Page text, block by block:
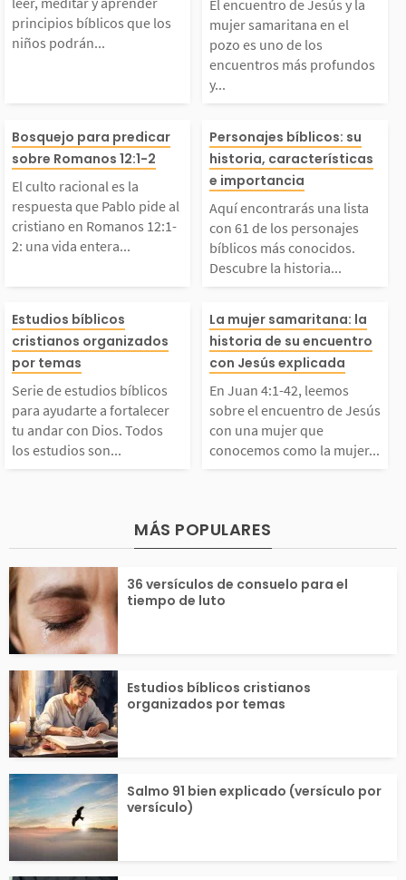
bíblicas impactantepor más de 40
as...
principios bíb
que los niños po
aplicar en su dia
vivir. 1. La creació
2. Adán y Eva...
principios bíblicos que los
niños podrán...
en el pozo es
os encuentros
fundos y
res que vemos
Evangelios.
s...
El encuentro de Jesús y la
mujer samaritana en el
pozo es uno de los
encuentros más profundos
y...
culto racional es la
que Pablo p
al cristiano en Ro
12:1-2: una vid
entera entregada a
no solo moment
en el templo. Desp
de...
Bosquejo para predicar
sobre Romanos 12:1-2
El culto racional es la
respuesta que Pablo pide al
cristiano en Romanos 12:1-
2: una vida entera...
Aquí
lista con 61 de
sonajes
onocidos.
historia de
nes fueron y
on
Personajes bíblicos: su
historia, características
e importancia
Aquí encontrarás una lista
con 61 de los personajes
bíblicos más conocidos.
Descubre la historia...
de estudios bíbli
para ayudarte a fo
tu andar con
Todos los estudi
son cortos y fáciles
entender, así que p
usarlos para...
Estudios bíblicos
cristianos organizados
por temas
Serie de estudios bíblicos
para ayudarte a fortalecer
tu andar con Dios. Todos
los estudios son...
En Juan 4:1-
os sobre el
de Jesús con
r que
a. La Biblia no
ce su nombre,
bemos que
La mujer samaritana: la
historia de su encuentro
con Jesús explicada
En Juan 4:1-42, leemos
sobre el encuentro de Jesús
con una mujer que
conocemos como la mujer...
MÁS POPULARES
36 versículos de consuelo para el
tiempo de luto
Estudios bíblicos cristianos
organizados por temas
Salmo 91 bien explicado (versículo por
versículo)